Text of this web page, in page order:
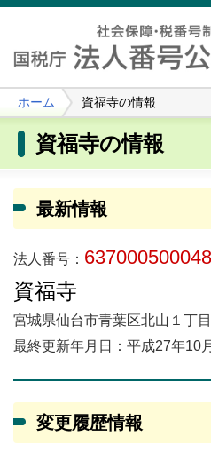
ホーム 資福寺の情報
資福寺の情報
最新情報
法人番号：
資福寺
宮城県仙台市青葉区北山１丁
最終更新年月日：平成27年10
変更履歴情報